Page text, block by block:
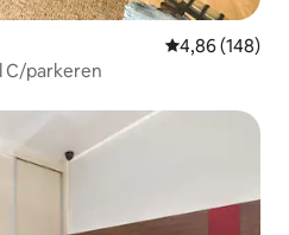
Gemiddelde
4,86 (148)
C/parkeren